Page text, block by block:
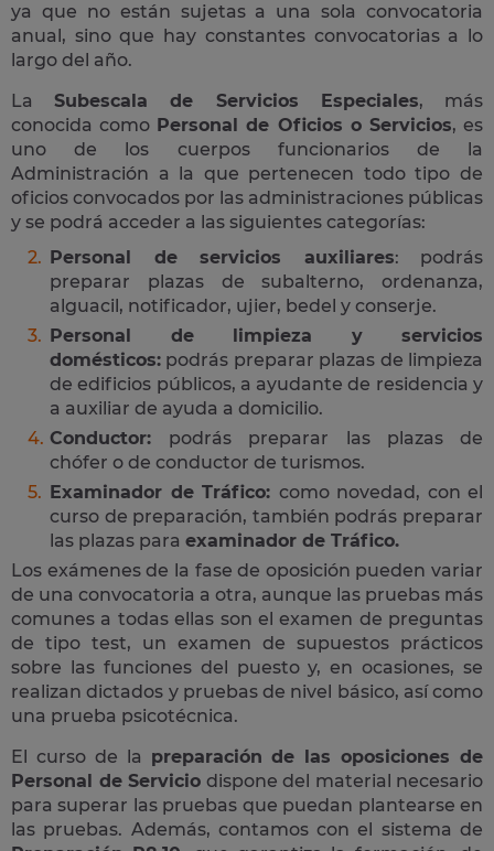
ya que no están sujetas a una sola convocatoria
anual, sino que hay constantes convocatorias a lo
largo del año.
LaSubescala de Servicios Especiales, más
conocida como Personal de Oficios o Servicios, es
uno de los cuerpos funcionarios de la
Administración a la que pertenecen todo tipo de
oficios convocados por las administraciones públicas
y se podrá acceder a las siguientes categorías:
Personal de servicios auxiliares: podrás
preparar plazas de subalterno, ordenanza,
alguacil, notificador, ujier, bedel y conserje.
Personal de limpieza y servicios
domésticos: podrás preparar plazas de limpieza
de edificios públicos, a ayudante de residencia y
a auxiliar de ayuda a domicilio.
Conductor: podrás preparar las plazas de
chófer o de conductor de turismos.
Examinador de Tráfico: como novedad, con el
curso de preparación, también podrás preparar
las plazas para examinador de Tráfico.
Los exámenes de la fase de oposición pueden variar
de una convocatoria a otra, aunque las pruebas más
comunes a todas ellas son el examen de preguntas
de tipo test, un examen de supuestos prácticos
sobre las funciones del puesto y, en ocasiones, se
realizan dictados y pruebas de nivel básico, así como
una prueba psicotécnica.
El curso de la preparación de las oposiciones de
Personal de Servicio dispone del material necesario
para superar las pruebas que puedan plantearse en
las pruebas. Además, contamos con el sistema de